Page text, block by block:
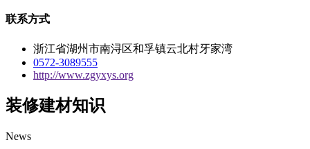
联系方式
浙江省湖州市南浔区和孚镇云北村牙家湾
0572-3089555
http://www.zgyxys.org
装修建材知识
News